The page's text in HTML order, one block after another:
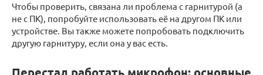
Чтобы проверить, связана ли проблема с гарнитурой (а
не с ПК), попробуйте использовать её на другом ПК или
устройстве. Вы также можете попробовать подключить
другую гарнитуру, если она у вас есть.
Перестал работать микрофон: основные